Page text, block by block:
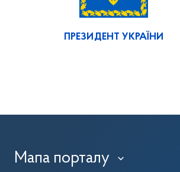
ПРЕЗИДЕНТ УКРАЇНИ
Мапа порталу ›